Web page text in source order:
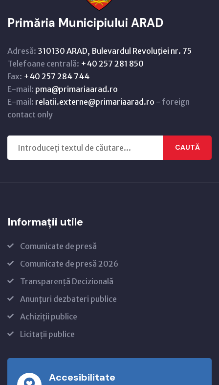
Primăria Municipiului ARAD
Adresă: 310130 ARAD, Bulevardul Revoluţiei nr. 75
Telefoane centrală: +40 257 281 850
Fax: +40 257 284 744
E-mail: pma@primariaarad.ro
E-mail: relatii.externe@primariaarad.ro - foreign
contact only
CAUTĂ
Informații utile
Comunicate de presă
Comunicate de presă 2026
Transparență Decizională
Anunțuri dezbateri publice
Achiziții publice
Licitații publice
Accesibilitate